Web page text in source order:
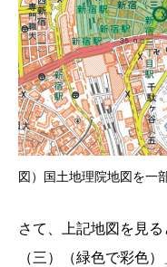
図）国土地理院地図を一
さて、上記地図を見
（三）（緑色で彩色